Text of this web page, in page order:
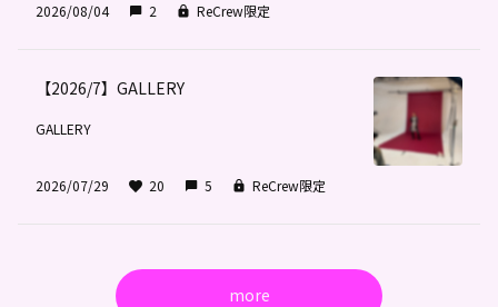
2026/08/04 2 ReCrew限定
【2026/7】GALLERY
GALLERY
2026/07/29 20 5 ReCrew限定
more